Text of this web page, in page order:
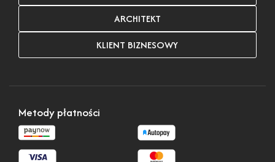
ARCHITEKT
KLIENT BIZNESOWY
Metody płatności